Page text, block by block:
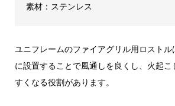
素材：ステンレス
ユニフレームのファイアグリル用ロスト
に設置することで風通しを良くし、火起
すくなる役割があります。